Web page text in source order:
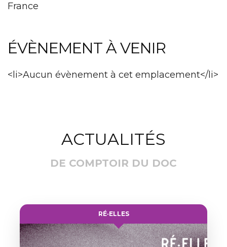
France
ÉVÈNEMENT À VENIR
<li>Aucun évènement à cet emplacement</li>
ACTUALITÉS
DE COMPTOIR DU DOC
RÉ·ELLES